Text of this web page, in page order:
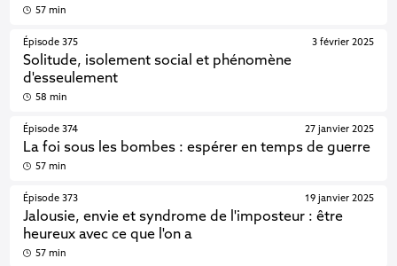
57 min
Épisode 375
Solitude, isolement social et phénomène
d'esseulement
3 février 2025
58 min
Épisode 374
La foi sous les bombes : espérer en temps de guerre
27 janvier 2025
57 min
Épisode 373
Jalousie, envie et syndrome de l'imposteur : être
heureux avec ce que l'on a
19 janvier 2025
57 min